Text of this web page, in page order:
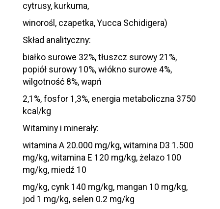
cytrusy, kurkuma,
winorośl, czapetka, Yucca Schidigera)
Skład analityczny:
białko surowe 32%, tłuszcz surowy 21%,
popiół surowy 10%, włókno surowe 4%,
wilgotność 8%, wapń
2,1%, fosfor 1,3%, energia metaboliczna 3750
kcal/kg
Witaminy i minerały:
witamina A 20.000 mg/kg, witamina D3 1.500
mg/kg, witamina E 120 mg/kg, żelazo 100
mg/kg, miedź 10
mg/kg, cynk 140 mg/kg, mangan 10 mg/kg,
jod 1 mg/kg, selen 0.2 mg/kg